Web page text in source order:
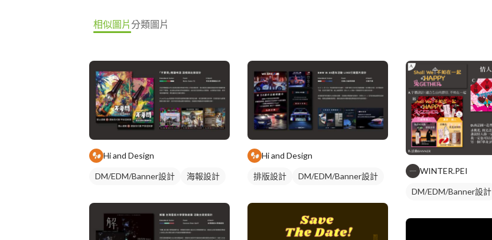
相似圖片分類圖片
Hi and Design
DM/EDM/Banner設計 海報設計
Hi and Design
排版設計 DM/EDM/Banner設計
WINTER.PEI
DM/EDM/Banner設計